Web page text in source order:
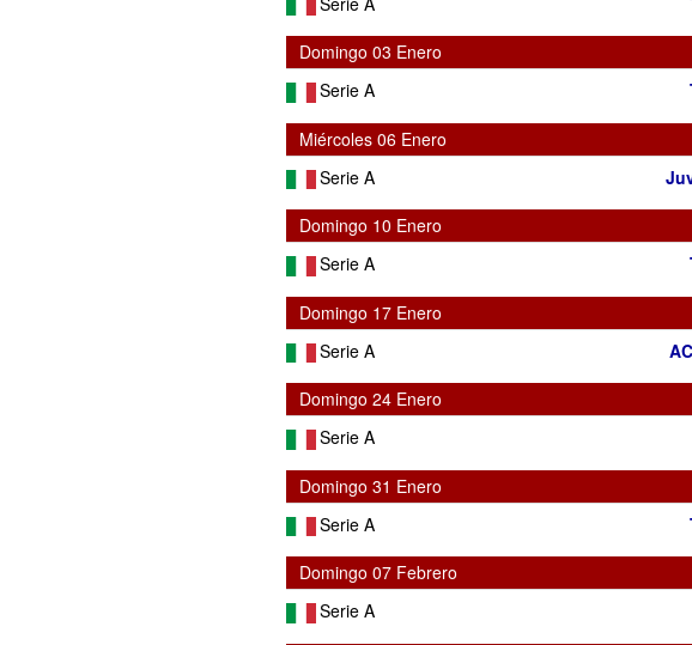
Domingo 03 Enero
Serie A
Miércoles 06 Enero
Serie A
Domingo 10 Enero
Serie A
Domingo 17 Enero
Serie A
Domingo 24 Enero
Serie A
Domingo 31 Enero
Serie A
Domingo 07 Febrero
Serie A